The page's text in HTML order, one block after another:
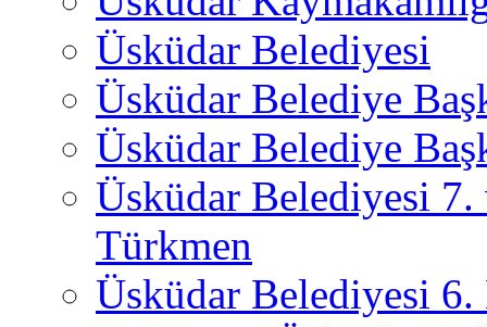
Üsküdar Belediyesi
Üsküdar Belediye
Üsküdar Belediye
Üsküdar Belediyesi
Türkmen
Üsküdar Belediyesi 6.